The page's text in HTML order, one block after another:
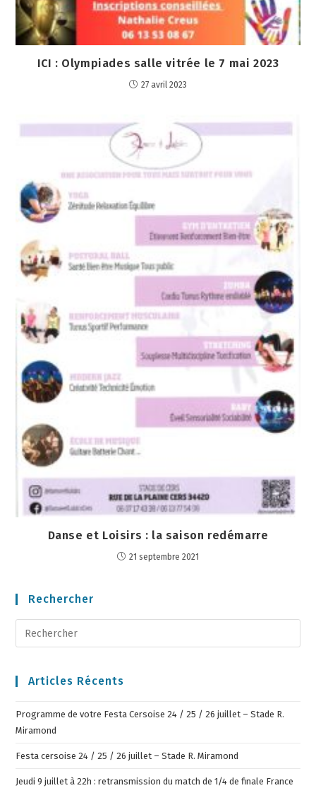
ICI : Olympiades salle vitrée le 7 mai 2023
27 avril 2023
Danse et Loisirs : la saison redémarre
21 septembre 2021
Rechercher
Articles Récents
Programme de votre Festa Cersoise 24 / 25 / 26 juillet – Stade R.
Miramond
Festa cersoise 24 / 25 / 26 juillet – Stade R. Miramond
Jeudi 9 juillet à 22h : retransmission du match de 1/4 de finale France